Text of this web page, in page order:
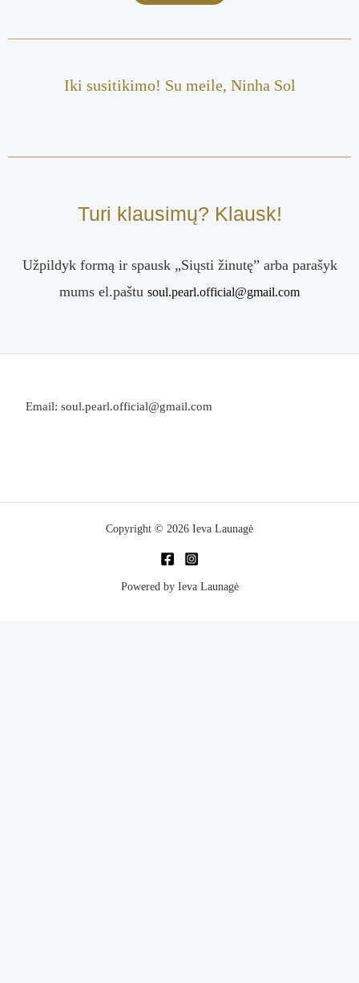
Iki susitikimo! Su meile, Ninha Sol
Turi klausimų? Klausk!
Užpildyk formą ir spausk „Siųsti žinutę” arba parašyk
mums el.paštu soul.pearl.official@gmail.com
Email: soul.pearl.official@gmail.com
Copyright © 2026 Ieva Launagė
Powered by Ieva Launagė